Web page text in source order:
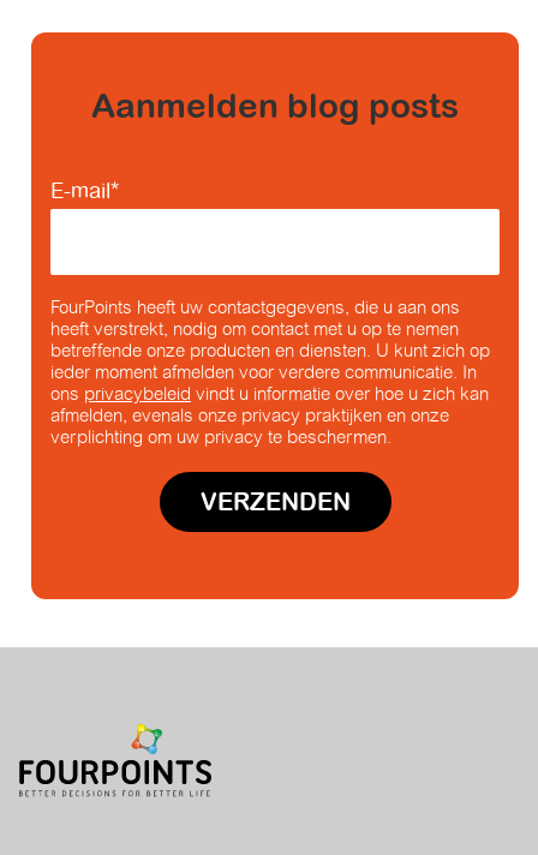
Aanmelden blog posts
E-mail*
FourPoints heeft uw contactgegevens, die u aan ons
heeft verstrekt, nodig om contact met u op te nemen
betreffende onze producten en diensten. U kunt zich op
ieder moment afmelden voor verdere communicatie. In
ons privacybeleid vindt u informatie over hoe u zich kan
afmelden, evenals onze privacy praktijken en onze
verplichting om uw privacy te beschermen.